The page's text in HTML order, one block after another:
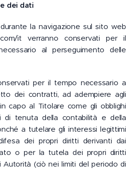
dei dati
la navigazione sul sito web
it verranno conservati per il
al perseguimento delle
per il tempo necessario a
dei contratti, ad adempiere agli
capo al Titolare come gli obblighi
di tenuta della contabilità e della
a tutelare gli interessi legittimi
dei propri diritti derivanti dai
o per la tutela dei propri diritti
(ciò nei limiti del periodo di